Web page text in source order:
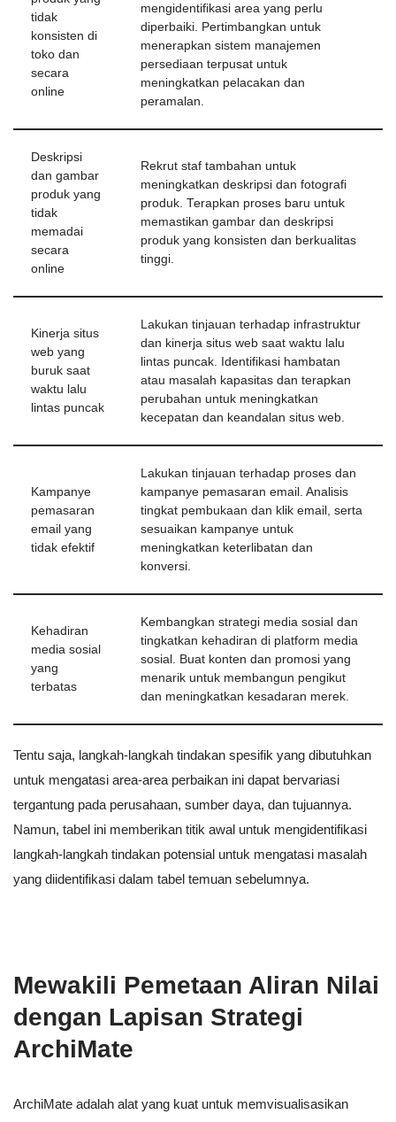
tidak
konsisten di
toko dan
secara
online
mengidentifikasi area yang perlu
diperbaiki. Pertimbangkan untuk
menerapkan sistem manajemen
persediaan terpusat untuk
meningkatkan pelacakan dan
peramalan.
Deskripsi
dan gambar
produk yang
tidak
memadai
secara
online
Rekrut staf tambahan untuk
meningkatkan deskripsi dan fotografi
produk. Terapkan proses baru untuk
memastikan gambar dan deskripsi
produk yang konsisten dan berkualitas
tinggi.
Kinerja situs
web yang
buruk saat
waktu lalu
lintas puncak
Lakukan tinjauan terhadap infrastruktur
dan kinerja situs web saat waktu lalu
lintas puncak. Identifikasi hambatan
atau masalah kapasitas dan terapkan
perubahan untuk meningkatkan
kecepatan dan keandalan situs web.
Kampanye
pemasaran
email yang
tidak efektif
Lakukan tinjauan terhadap proses dan
kampanye pemasaran email. Analisis
tingkat pembukaan dan klik email, serta
sesuaikan kampanye untuk
meningkatkan keterlibatan dan
konversi.
Kehadiran
media sosial
yang
terbatas
Kembangkan strategi media sosial dan
tingkatkan kehadiran di platform media
sosial. Buat konten dan promosi yang
menarik untuk membangun pengikut
dan meningkatkan kesadaran merek.
Tentu saja, langkah-langkah tindakan spesifik yang dibutuhkan
untuk mengatasi area-area perbaikan ini dapat bervariasi
tergantung pada perusahaan, sumber daya, dan tujuannya.
Namun, tabel ini memberikan titik awal untuk mengidentifikasi
langkah-langkah tindakan potensial untuk mengatasi masalah
yang diidentifikasi dalam tabel temuan sebelumnya.
Mewakili Pemetaan Aliran Nilai
dengan Lapisan Strategi
ArchiMate
ArchiMate adalah alat yang kuat untuk memvisualisasikan